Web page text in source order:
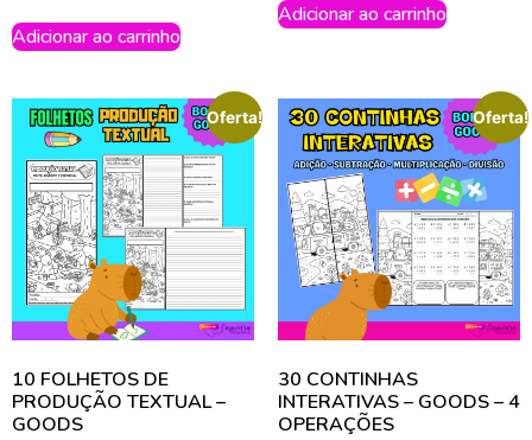
Adicionar ao carrinho
Adicionar ao carrinho
Oferta!
10 FOLHETOS DE
PRODUÇÃO TEXTUAL –
GOODS
Oferta!
30 CONTINHAS
INTERATIVAS – GOODS – 4
OPERAÇÕES